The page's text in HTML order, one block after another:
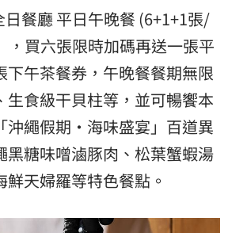
餐廳 平日午晚餐 (6+1+1張/
，買六張限時加碼再送一張平
下午茶餐券，午晚餐餐期無限
生食級干貝柱等，並可暢饗本
沖繩假期‧海味盛宴」百道異
黑糖味噌滷豚肉、松葉蟹蝦湯
天婦羅等特色餐點。